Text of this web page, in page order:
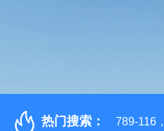
热门搜索： 789-116